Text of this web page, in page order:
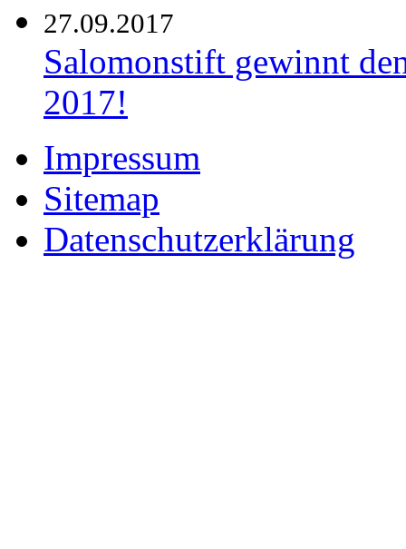
27.09.2017
Salomonstift gewinnt
2017!
Impressum
Sitemap
Datenschutzerklärung